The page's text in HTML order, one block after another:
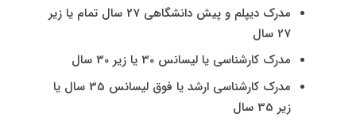
مدرک دیپلم و پیش دانشگاهی 27 سال تمام یا زیر
27 سال
مدرک کارشناسی یا لیسانس 30 یا زیر 30 سال
مدرک کارشناسی ارشد یا فوق لیسانس 35 سال یا
زیر 35 سال